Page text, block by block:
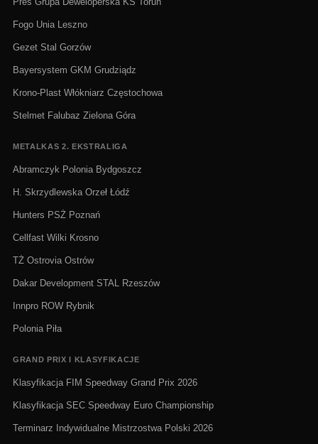
Fogo Unia Leszno
Gezet Stal Gorzów
Bayersystem GKM Grudziądz
Krono-Plast Włókniarz Częstochowa
Stelmet Falubaz Zielona Góra
METALKAS 2. EKSTRALIGA
Abramczyk Polonia Bydgoszcz
H. Skrzydlewska Orzeł Łódź
Hunters PSŻ Poznań
Cellfast Wilki Krosno
TŻ Ostrovia Ostrów
Dakar Development STAL Rzeszów
Innpro ROW Rybnik
Polonia Piła
GRAND PRIX I KLASYFIKACJE
Klasyfikacja FIM Speedway Grand Prix 2026
Klasyfikacja SEC Speedway Euro Championship
Terminarz Indywidualne Mistrzostwa Polski 2026